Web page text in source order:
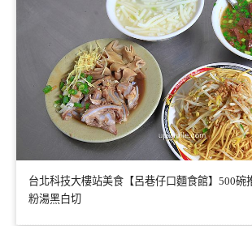
台北科技大樓站美食【呂巷仔口麵食館】500碗
粉湯黑白切